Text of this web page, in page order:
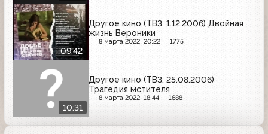
09:42
Другое кино (ТВ3, 1.12.2006) Двойная
жизнь Вероники
8 марта 2022, 20:22 1775
10:31
Другое кино (ТВ3, 25.08.2006)
Трагедия мстителя
8 марта 2022, 18:44 1688